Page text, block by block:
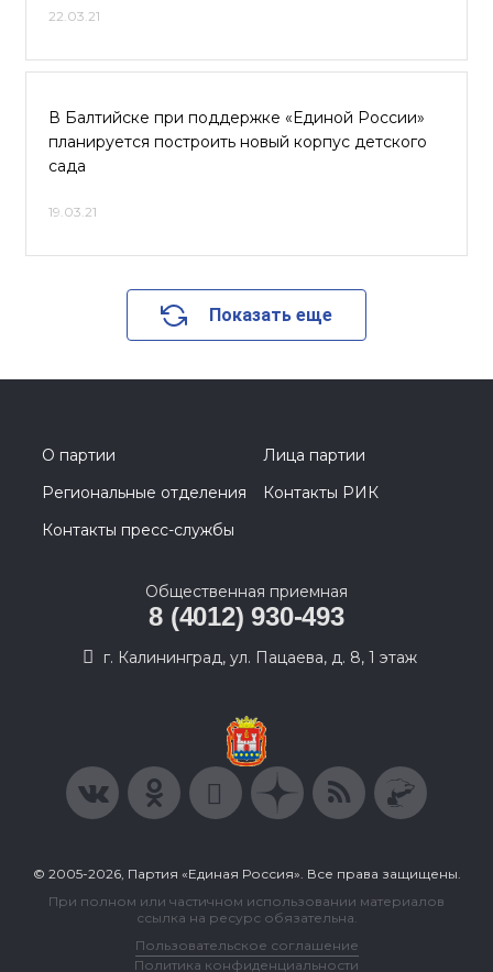
22.03.21
В Балтийске при поддержке «Единой России»
планируется построить новый корпус детского
сада
19.03.21
Показать еще
О партии
Лица партии
Региональные отделения
Контакты РИК
Контакты пресс-службы
Общественная приемная
8 (4012) 930-493
г. Калининград, ул. Пацаева, д. 8, 1 этаж
© 2005-2026, Партия «Единая Россия». Все права защищены.
При полном или частичном использовании материалов
ссылка на ресурс обязательна.
Пользовательское соглашение
Политика конфиденциальности